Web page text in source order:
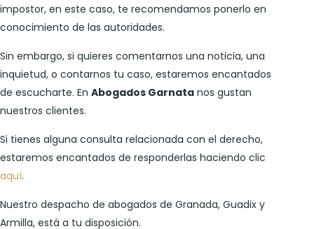
impostor, en este caso, te recomendamos ponerlo en
conocimiento de las autoridades.
Sin embargo, si quieres comentarnos una noticia, una
inquietud, o contarnos tu caso, estaremos encantados
de escucharte. En Abogados Garnata nos gustan
nuestros clientes.
Si tienes alguna consulta relacionada con el derecho,
estaremos encantados de responderlas haciendo clic
aquí.
Nuestro despacho de abogados de Granada, Guadix y
Armilla, está a tu disposición.